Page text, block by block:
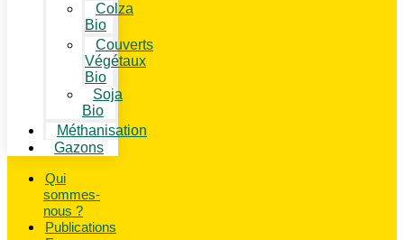
Colza
Bio
Couverts
Végétaux
Bio
Soja
Bio
Méthanisation
Gazons
Qui
sommes-
nous ?
Publications